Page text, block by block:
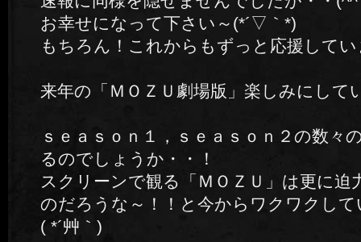
お幸せになって下さい～(*´▽｀*)
もちろん！これからもずっと応援して
来年の「ＭＯＺＵ劇場版」楽しみにして
ｓｅａｓｏｎ１，ｓｅａｓｏｎ２の数々
るのでしょうか・・！
スクリーンで観る「ＭＯＺＵ」は更に迫
のだろうな～！！と今からワクワクして
( *´艸｀)